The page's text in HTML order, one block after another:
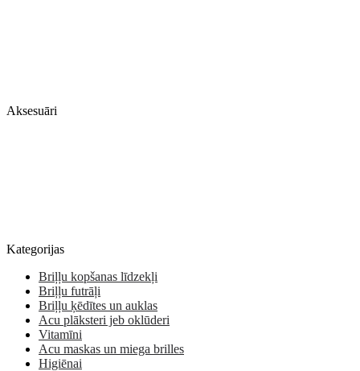
Aksesuāri
Kategorijas
Briļļu kopšanas līdzekļi
Briļļu futrāļi
Briļļu ķēdītes un auklas
Acu plāksteri jeb oklūderi
Vitamīni
Acu maskas un miega brilles
Higiēnai